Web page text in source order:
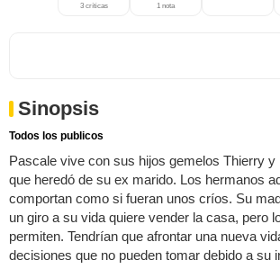
3 críticas 1 nota
Sinopsis
Todos los publicos
Pascale vive con sus hijos gemelos Thierry
que heredó de su ex marido. Los hermanos
comportan como si fueran unos críos. Su
un giro a su vida quiere vender la casa, pero
permiten. Tendrían que afrontar una nueva
decisiones que no pueden tomar debido a su